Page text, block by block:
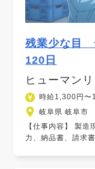
残業少な目
120日
ヒューマン
時給1,300円〜
岐阜県 岐阜市
【仕事内容】 製
力、納品書、請求